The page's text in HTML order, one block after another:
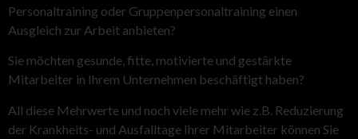
Personaltraining oder Gruppenpersonaltraining einen
Ausgleich zur Arbeit anbieten?
Sie möchten gesunde, fitte, motivierte und gestärkte
Mitarbeiter in Ihrem Unternehmen beschäftigt haben?
All diese Mehrwerte und noch viele mehr wie z.B. Reduzierung
der Krankheits- und Ausfalltage Ihrer Mitarbeiter können Sie